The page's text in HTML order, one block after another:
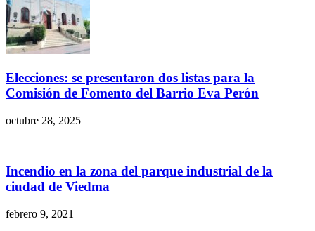
Elecciones: se presentaron dos listas para la
Comisión de Fomento del Barrio Eva Perón
octubre 28, 2025
Incendio en la zona del parque industrial de la
ciudad de Viedma
febrero 9, 2021